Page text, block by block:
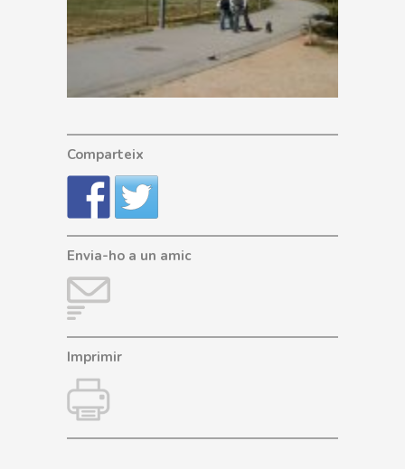
Comparteix
Envia-ho a un amic
Imprimir